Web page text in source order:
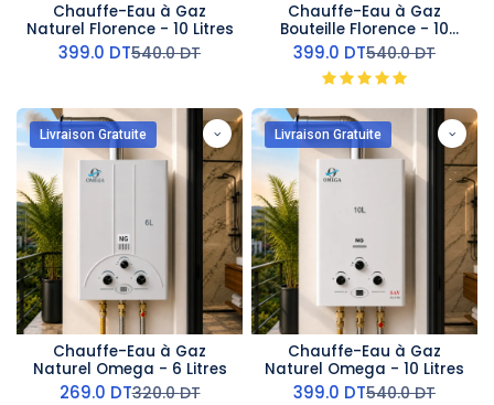
Chauffe-Eau à Gaz
Naturel Florence - 10 Litres
399.0 DT540.0DT
Chauffe-Eau à Gaz
Bouteille Florence - 10
Litres
399.0 DT540.0DT
Livraison Gratuite
Chauffe-Eau à Gaz
Naturel Omega - 6 Litres
269.0 DT320.0DT
Livraison Gratuite
Chauffe-Eau à Gaz
Naturel Omega - 10 Litres
399.0 DT540.0DT